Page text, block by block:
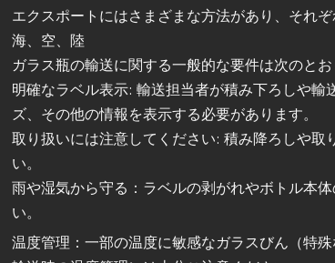
エクスポートにはさまざまな方法があり、それ
海、空、陸
ガラス瓶の輸送に関する一般的な要件は次のとお
明確なラベル表示: 輸送担当者が積み下ろしや
ズ、その他の情報を表示する必要があります。
取り扱いには注意してください: 積み降ろしや
い。
雨や湿気から守る：ラベルの剥がれやボトル本
い。
温度管理：一部の温度に敏感なガラスびん（特